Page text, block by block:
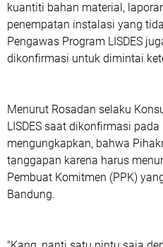
kuantiti bahan material,
penempatan instalasi yang
Pengawas Program LISDES
dikonfirmasi untuk dimintai
Menurut Rosadan selaku
LISDES saat dikonfirmasi
mengungkapkan, bahwa
tanggapan karena harus
Pembuat Komitmen (PPK)
Bandung.